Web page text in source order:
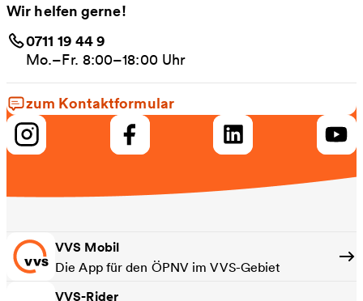
Wir helfen gerne!
0711 19 44 9
Mo.–Fr. 8:00–18:00 Uhr
zum Kontaktformular
VVS Mobil
Die App für den ÖPNV im VVS-Gebiet
VVS-Rider